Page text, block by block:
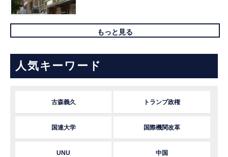
もっと見る
人気キーワード
古森義久 トランプ政権
国連大学 国際機関改革
UNU 中国